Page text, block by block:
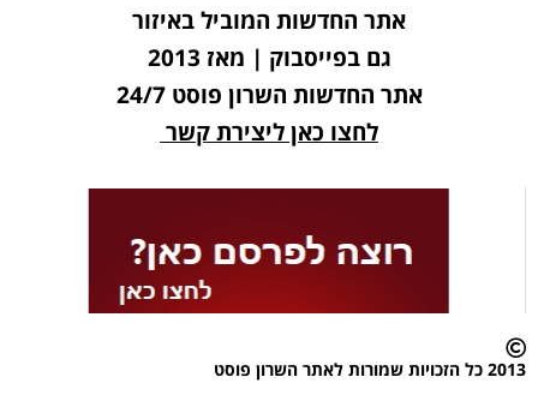
אתר החדשות המוביל באיזור
גם בפייסבוק | מאז 2013
אתר החדשות השרון פוסט 24/7
לחצו כאן ליצירת קשר
2013 כל הזכויות שמורות לאתר השרון פוסט